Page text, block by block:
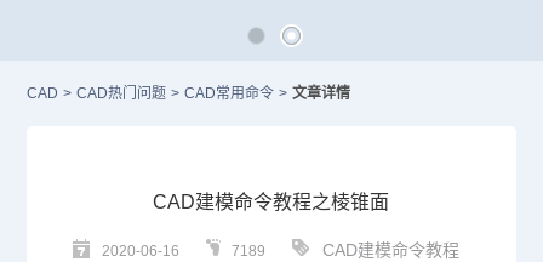
CAD > CAD热门问题 > CAD常用命令 > 文章详情
CAD建模命令教程之棱锥面
2020-06-16 7189 CAD建模命令教程